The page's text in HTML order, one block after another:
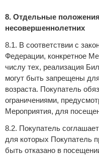
8. Отдельные
несовершеннолетних
8.1. В соответствии с
Федерации, конкретное
числу тех, реализация
могут быть запрещены
возраста. Покупатель
ограничениями,
Мероприятия, для
8.2. Покупатель
для которых Покупатель
быть отказано в